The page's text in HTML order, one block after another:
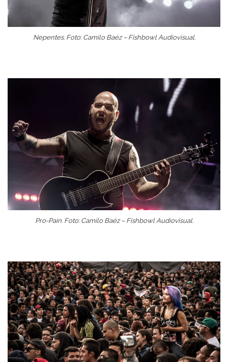
Nepentes. Foto: Camilo Baéz – Fishbowl Audiovisual.
Pro-Pain. Foto: Camilo Baéz – Fishbowl Audiovisual.